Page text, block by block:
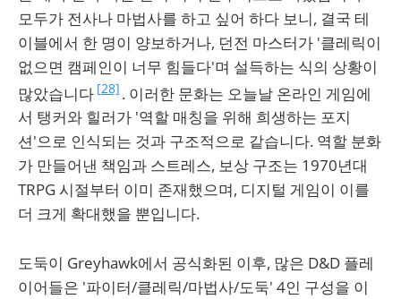
모두가 전사나 마법사를 하고 싶어 하다 보니, 결국 테
이블에서 한 명이 양보하거나, 던전 마스터가 '클레릭이
없으면 캠페인이 너무 힘들다'며 설득하는 식의 상황이
많았습니다 [28] . 이러한 문화는 오늘날 온라인 게임에
서 탱커와 힐러가 '역할 매칭을 위해 희생하는 포지
션'으로 인식되는 것과 구조적으로 같습니다. 역할 분화
가 만들어낸 책임과 스트레스, 보상 구조는 1970년대
TRPG 시절부터 이미 존재했으며, 디지털 게임이 이를
더 크게 확대했을 뿐입니다.
도둑이 Greyhawk에서 공식화된 이후, 많은 D&D 플레
이어들은 '파이터/클레릭/마법사/도둑' 4인 구성을 이